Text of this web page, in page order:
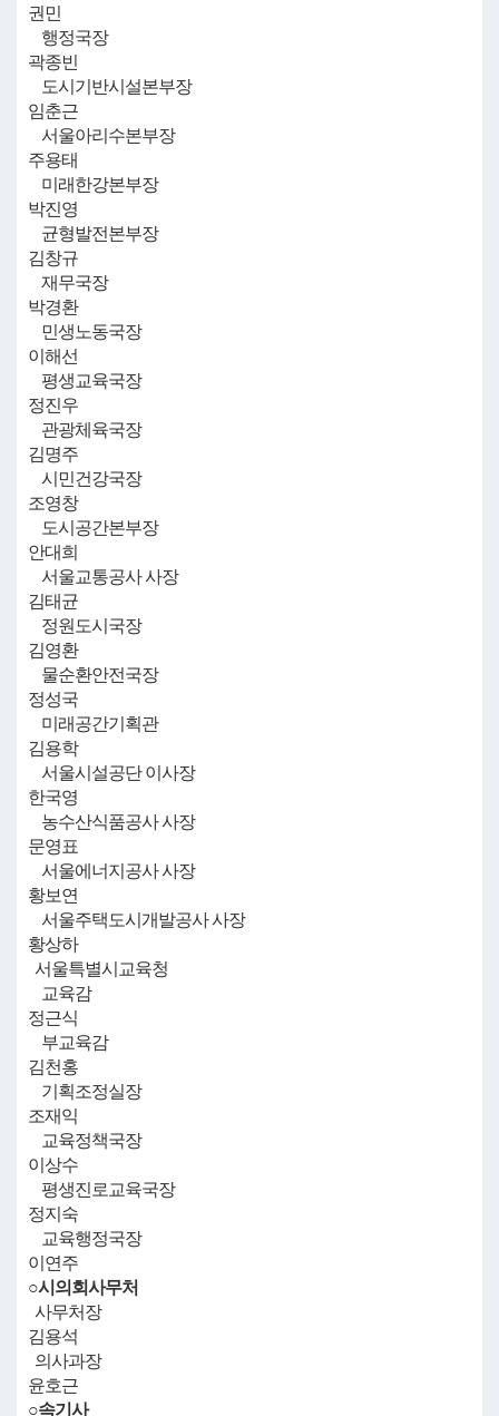
권민
행정국장
곽종빈
도시기반시설본부장
임춘근
서울아리수본부장
주용태
미래한강본부장
박진영
균형발전본부장
김창규
재무국장
박경환
민생노동국장
이해선
평생교육국장
정진우
관광체육국장
김명주
시민건강국장
조영창
도시공간본부장
안대희
서울교통공사 사장
김태균
정원도시국장
김영환
물순환안전국장
정성국
미래공간기획관
김용학
서울시설공단 이사장
한국영
농수산식품공사 사장
문영표
서울에너지공사 사장
황보연
서울주택도시개발공사 사장
황상하
서울특별시교육청
교육감
정근식
부교육감
김천홍
기획조정실장
조재익
교육정책국장
이상수
평생진로교육국장
정지숙
교육행정국장
이연주
○시의회사무처
사무처장
김용석
의사과장
윤호근
○속기사